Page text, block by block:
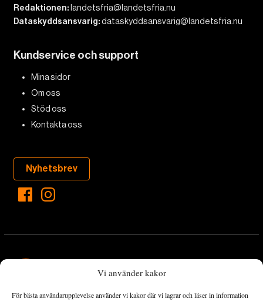
Vi använder kakor
För bästa användarupplevelse använder vi kakor där vi lagrar och läser in information
Redaktionen: landetsfria@landetsfria.nu
Dataskyddsansvarig:dataskyddsansvarig@landetsfria.nu
Kundservice och support
Mina sidor
Om oss
Stöd oss
Kontakta oss
Nyhetsbrev